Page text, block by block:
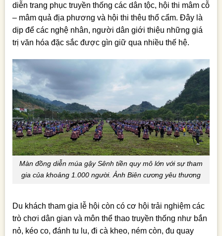
diễn trang phục truyền thống các dân tộc, hội thi mâm cỗ
– mâm quả địa phương và hội thi thêu thổ cẩm. Đây là
dịp để các nghệ nhân, người dân giới thiệu những giá
trị văn hóa đặc sắc được gìn giữ qua nhiều thế hệ.
Màn đồng diễn múa gậy Sênh tiền quy mô lớn với sự tham
gia của khoảng 1.000 người. Ảnh Biên cương yêu thương
Du khách tham gia lễ hội còn có cơ hội trải nghiệm các
trò chơi dân gian và môn thể thao truyền thống như bắn
nỏ, kéo co, đánh tu lu, đi cà kheo, ném còn, đu quay